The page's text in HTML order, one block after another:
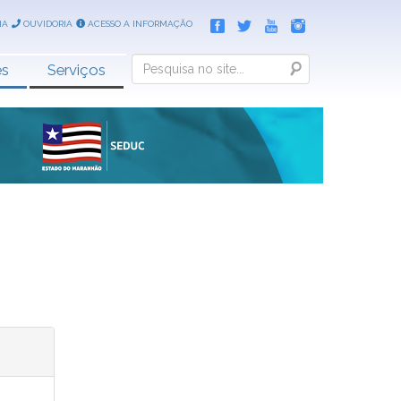
OUVIDORIA ACESSO A INFORMAÇÃO
Serviços Search